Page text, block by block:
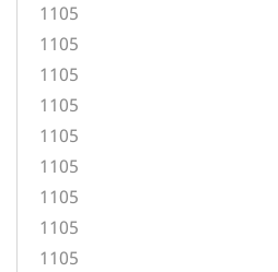
1105
1105
1105
1105
1105
1105
1105
1105
1105